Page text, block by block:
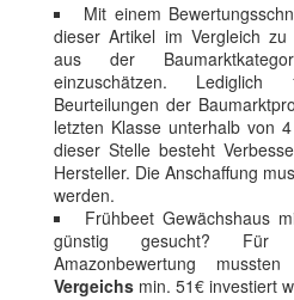
Mit einem
dieser Artikel im Vergleich zu
aus der
einzuschätzen.
Beurteilungen der
letzten Klasse unterhalb von
dieser Stelle besteht
Hersteller. Die Anschaffung
werden.
Frühbeet Gewächshaus
günstig gesucht?
Amazonbewertung
Vergeichs min. 51€ investiert